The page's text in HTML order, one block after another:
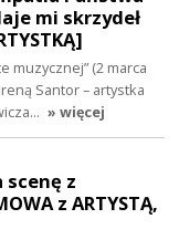
mi skrzydeł
muzycznej” (2 marca
Santor – artystka
» więcej
scenę z
z ARTYSTĄ,